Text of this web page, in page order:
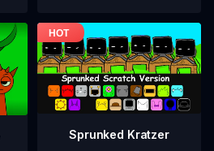
Sprunked Kratzer